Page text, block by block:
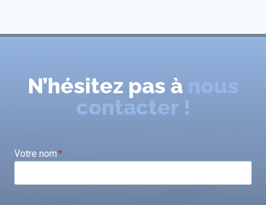
N’hésitez pas à nous
contacter !
Votre nom*